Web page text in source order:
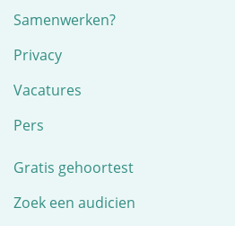
Samenwerken?
Privacy
Vacatures
Pers
Gratis gehoortest
Zoek een audicien